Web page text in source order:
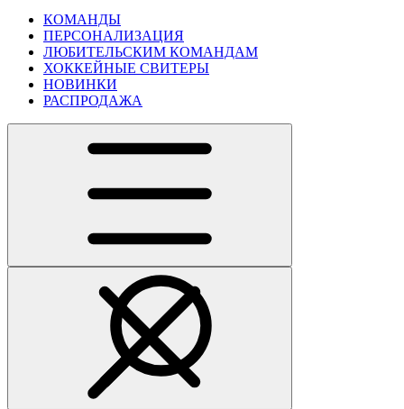
КОМАНДЫ
ПЕРСОНАЛИЗАЦИЯ
ЛЮБИТЕЛЬСКИМ КОМАНДАМ
ХОККЕЙНЫЕ СВИТЕРЫ
НОВИНКИ
РАСПРОДАЖА